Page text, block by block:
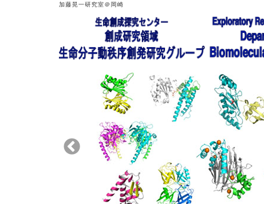
加藤晃一研究室＠岡崎